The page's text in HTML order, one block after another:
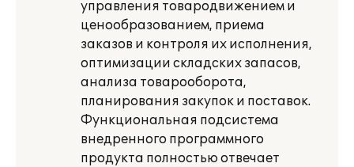
управления товародвижением и
ценообразованием, приема
заказов и контроля их исполнения,
оптимизации складских запасов,
анализа товарооборота,
планирования закупок и поставок.
Функциональная подсистема
внедренного программного
продукта полностью отвечает